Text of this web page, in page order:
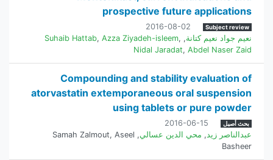
prospective future applications
Subject review
2016-08-02
نعيم جواد نعيم كتانة,
Suhaib Hattab, Azza Ziyadeh-isleem,
Nidal Jaradat, Abdel Naser Zaid
Compounding and stability evaluation of
atorvastatin extemporaneous oral suspension
using tablets or pure powder
بحث أصيل
2016-06-15
عبدالناصر زيد, محي الدين عسالي,
Samah Zalmout, Aseel
Basheer